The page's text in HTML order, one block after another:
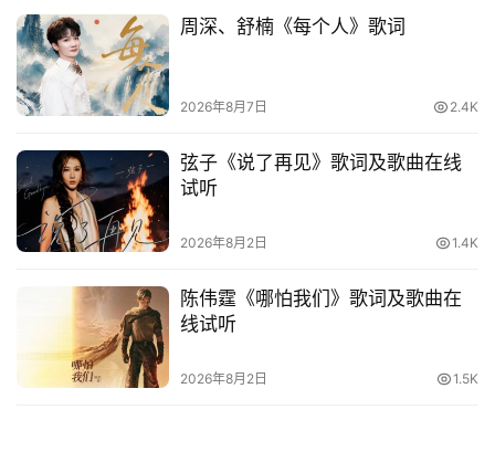
其
他
词
语
周深、舒楠《每个人》歌词
2026年8月7日 2.4K
弦子《说了再见》歌词及歌曲在线
试听
2026年8月2日 1.4K
陈伟霆《哪怕我们》歌词及歌曲在
线试听
2026年8月2日 1.5K